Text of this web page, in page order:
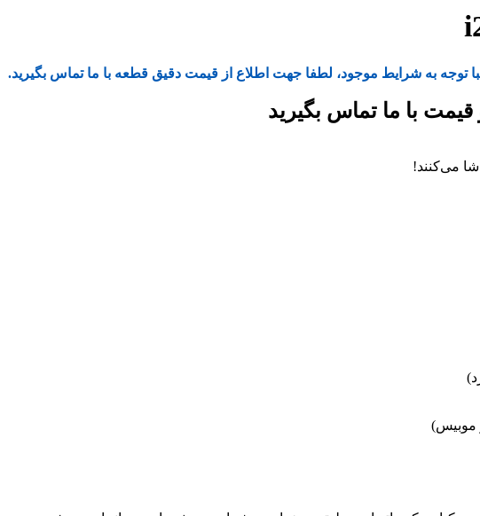
با توجه به شرایط موجود، لطفا جهت اطلاع از قیمت دقیق قطعه با ما تماس بگیرید.
با ما تماس بگیرید
می‌کنند!
موبیس)